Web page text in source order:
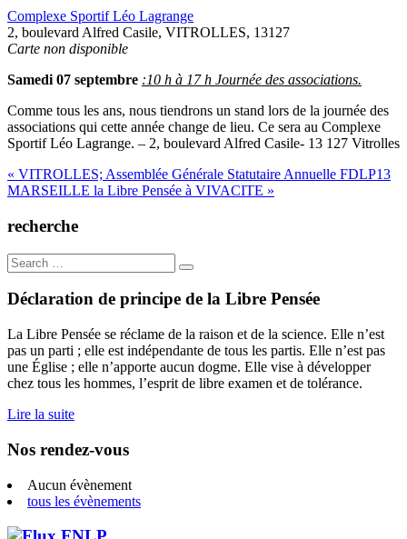
Complexe Sportif Léo Lagrange
2, boulevard Alfred Casile, VITROLLES, 13127
Carte non disponible
Samedi 07 septembre :10 h à 17 h Journée des associations.
Comme tous les ans, nous tiendrons un stand lors de la journée des
associations qui cette année change de lieu. Ce sera au Complexe
Sportif Léo Lagrange. – 2, boulevard Alfred Casile- 13 127 Vitrolles
Navigation
de
l’article
« VITROLLES; Assemblée Générale Statutaire Annuelle FDLP13
MARSEILLE la Libre Pensée à VIVACITE »
recherche
Search
for:
Déclaration de principe de la Libre Pensée
La Libre Pensée se réclame de la raison et de la science. Elle n’est
pas un parti ; elle est indépendante de tous les partis. Elle n’est pas
une Église ; elle n’apporte aucun dogme. Elle vise à développer
chez tous les hommes, l’esprit de libre examen et de tolérance.
Lire la suite
Nos rendez-vous
Aucun évènement
tous les évènements